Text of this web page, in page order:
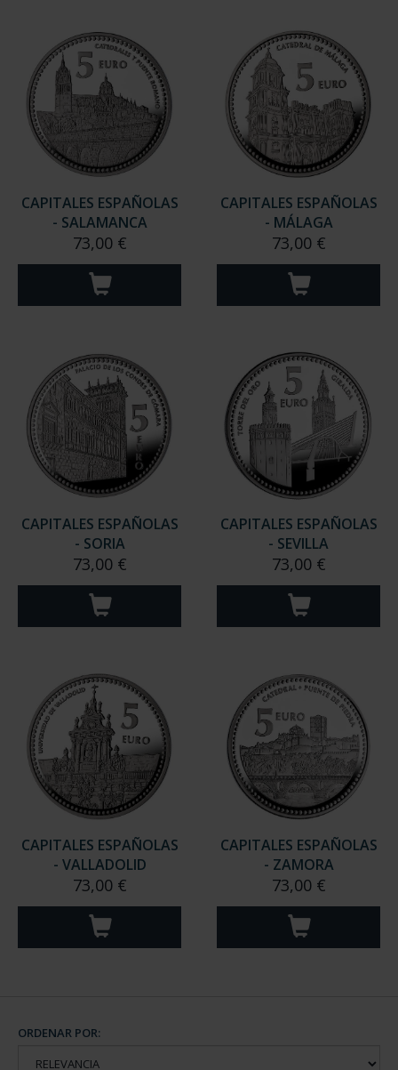
CAPITALES ESPAÑOLAS
- SALAMANCA
73,00 €
CAPITALES ESPAÑOLAS
- MÁLAGA
73,00 €
CAPITALES ESPAÑOLAS
- SORIA
73,00 €
CAPITALES ESPAÑOLAS
- SEVILLA
73,00 €
CAPITALES ESPAÑOLAS
- VALLADOLID
73,00 €
CAPITALES ESPAÑOLAS
- ZAMORA
73,00 €
ORDENAR POR: